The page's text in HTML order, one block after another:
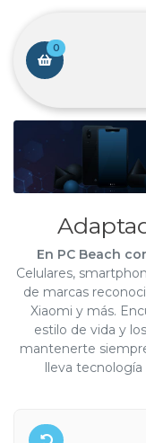
0
En PC Beach
Celulares,
de marcas
Xiaomi y más.
estilo de vida y
mantenerte
lleva